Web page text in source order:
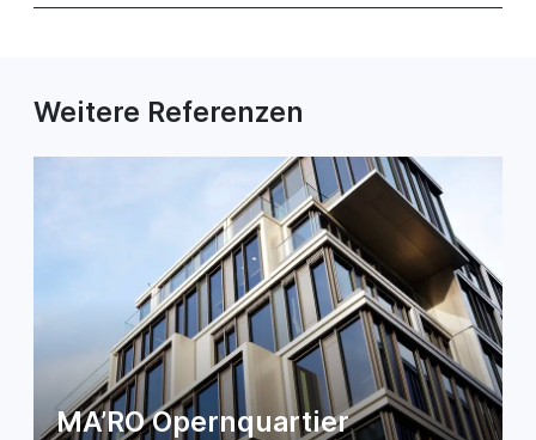
Weitere Referenzen
MA’RO Opernquartier